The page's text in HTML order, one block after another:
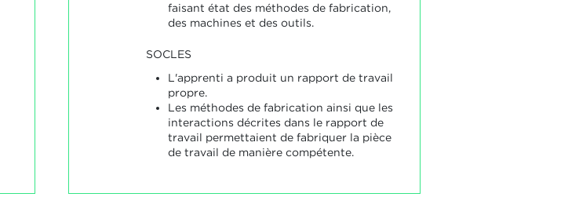
faisant état des méthodes de fabrication,
des machines et des outils.
SOCLES
L'apprenti a produit un rapport de travail
propre.
Les méthodes de fabrication ainsi que les
interactions décrites dans le rapport de
travail permettaient de fabriquer la pièce
de travail de manière compétente.